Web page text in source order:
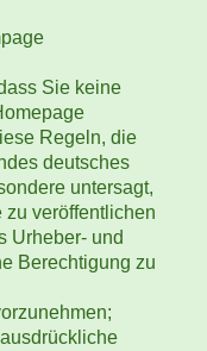
Sie keine
Regeln, die
deutsches
untersagt,
veröffentlichen
Urheber- und
Berechtigung zu